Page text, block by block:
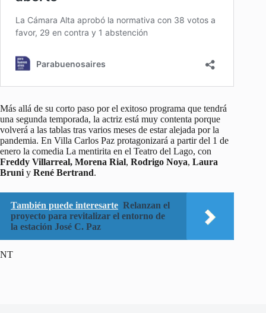
Más allá de su corto paso por el exitoso programa que tendrá
una segunda temporada, la actriz está muy contenta porque
volverá a las tablas tras varios meses de estar alejada por la
pandemia. En Villa Carlos Paz protagonizará a partir del 1 de
enero la comedia La mentirita en el Teatro del Lago, con
Freddy Villarreal, Morena Rial, Rodrigo Noya, Laura
Bruni y René Bertrand.
También puede interesarte Relanzan el
proyecto para revitalizar el entorno de
la estación José C. Paz
NT